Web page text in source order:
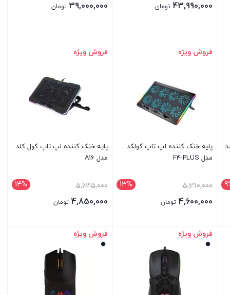
43,990,000 تومان
بستن
39,000,000 تومان
بستن فروش ویژه
پایه خنک کننده لپ تاپ کولکد
مدل F4-PLUS
13% 5,290,000
4,600,000 تومان
بستن
فروش ویژه
پایه خنک کننده لپ تاپ کول کلد
مدل A16
14% 5,635,000
4,850,000 تومان
بستن فروش ویژه فروش ویژه